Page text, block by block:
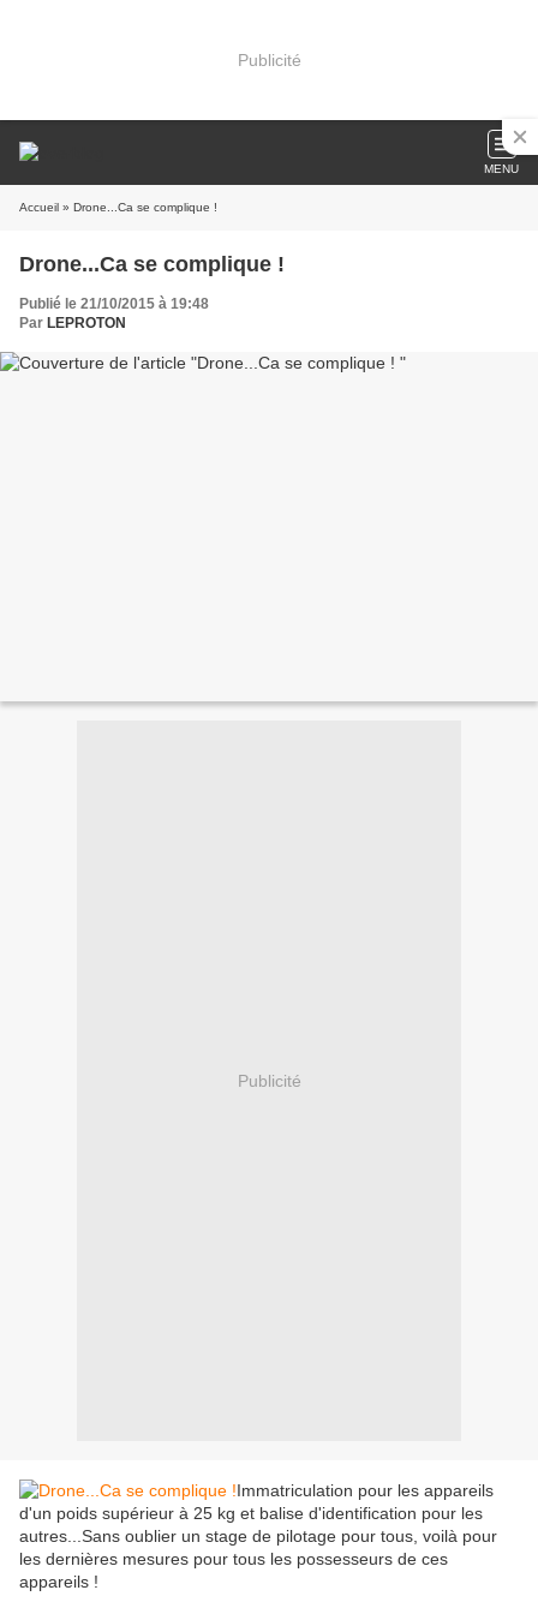
Publicité
MENU
Accueil » Drone...Ca se complique !
Drone...Ca se complique !
Publié le 21/10/2015 à 19:48
Par LEPROTON
Publicité
Immatriculation pour les appareils
d'un poids supérieur à 25 kg et balise d'identification pour les
autres...Sans oublier un stage de pilotage pour tous, voilà pour
les dernières mesures pour tous les possesseurs de ces
appareils !